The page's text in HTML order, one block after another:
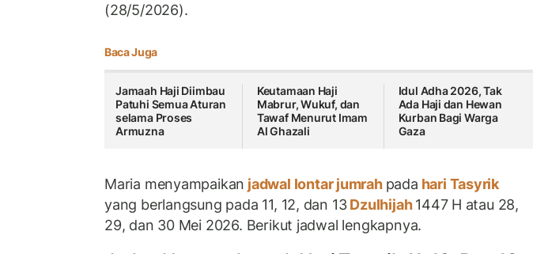
(28/5/2026).
Baca Juga
Jamaah Haji Diimbau
Patuhi Semua Aturan
selama Proses
Armuzna
Keutamaan Haji
Mabrur, Wukuf, dan
Tawaf Menurut Imam
Al Ghazali
Idul Adha 2026, Tak
Ada Haji dan Hewan
Kurban Bagi Warga
Gaza
Maria menyampaikan jadwal lontar jumrah pada hari Tasyrik
yang berlangsung pada 11, 12, dan 13Dzulhijah1447 H atau 28,
29, dan 30 Mei 2026. Berikut jadwal lengkapnya.